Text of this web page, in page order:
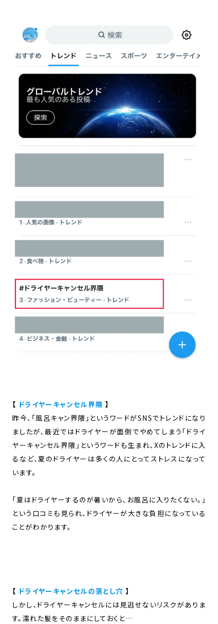
【 ドライヤーキャンセル界隈 】
昨今、「風呂キャン界隈」というワードがSNSでトレンドになり
ましたが、最近ではドライヤーが面倒でやめてしまう「ドライ
ヤーキャンセル界隈」というワードも生まれ、Xのトレンドに入
るなど、夏のドライヤーは多くの人にとってストレスになって
います。
「夏はドライヤーするのが暑いから、お風呂に入りたくない。」
という口コミも見られ、ドライヤーが大きな負担になっている
ことがわかります。
【 ドライヤーキャンセルの落とし穴 】
しかし、ドライヤーキャンセルには見逃せないリスクがありま
す。濡れた髪をそのままにしておくと…